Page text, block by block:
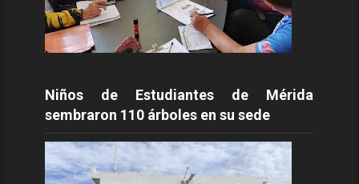
Niños de Estudiantes de Mérida
sembraron 110 árboles en su sede